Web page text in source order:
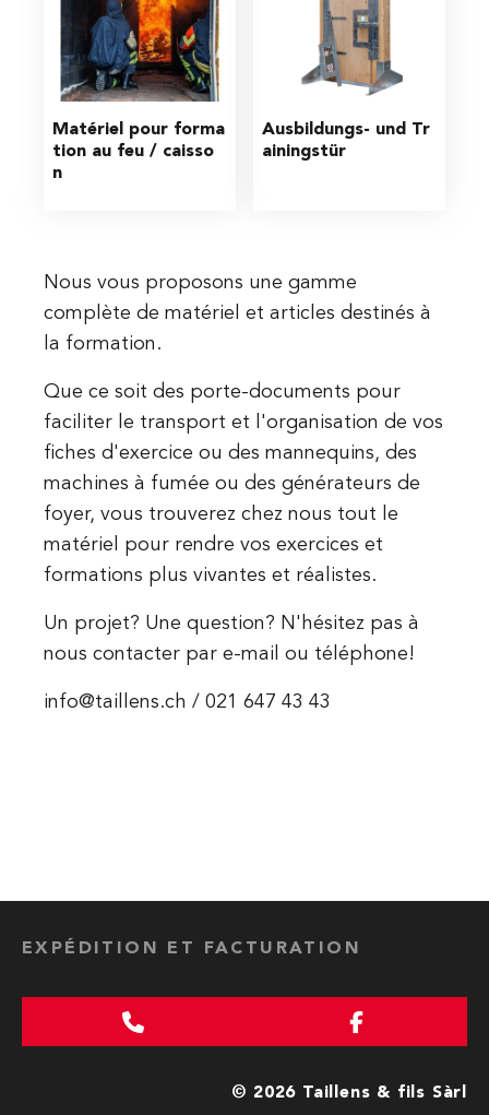
Nous vous proposons une gamme
complète de matériel et articles destinés à
la formation.
Que ce soit des porte-documents pour
faciliter le transport et l'organisation de vos
fiches d'exercice ou des mannequins, des
machines à fumée ou des générateurs de
foyer, vous trouverez chez nous tout le
matériel pour rendre vos exercices et
formations plus vivantes et réalistes.
Un projet? Une question? N'hésitez pas à
nous contacter par e-mail ou téléphone!
info@taillens.ch / 021 647 43 43
Matériel pour forma
tion au feu / caisso
n
Ausbildungs- und Tr
ainingstür
© 2026 Taillens & fils Sàrl
EXPÉDITION ET FACTURATION